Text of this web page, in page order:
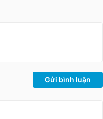
Gửi bình luận